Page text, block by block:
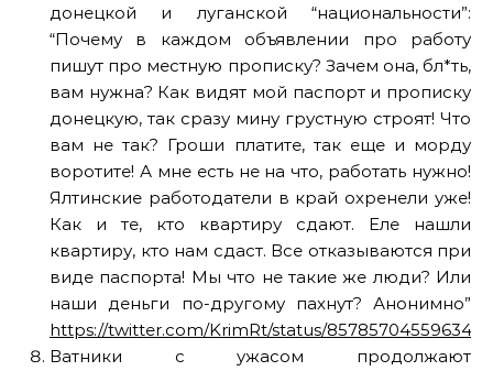
донецкой и луганской “национальности”:
“Почему в каждом объявлении про работу
пишут про местную прописку? Зачем она, бл*ть,
вам нужна? Как видят мой паспорт и прописку
донецкую, так сразу мину грустную строят! Что
вам не так? Гроши платите, так еще и морду
воротите! А мне есть не на что, работать нужно!
Ялтинские работодатели в край охренели уже!
Как и те, кто квартиру сдают. Еле нашли
квартиру, кто нам сдаст. Все отказываются при
виде паспорта! Мы что не такие же люди? Или
наши деньги по-другому пахнут? Анонимно”
https://twitter.com/KrimRt/status/
Ватники с ужасом продолжают